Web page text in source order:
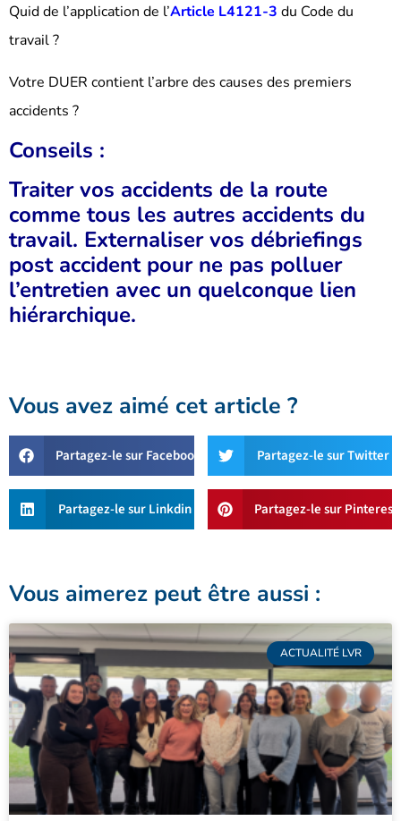
Quid de l’application de l’Article L4121-3 du Code du
travail ?
Votre DUER contient l’arbre des causes des premiers
accidents ?
Conseils :
Traiter vos accidents de la route
comme tous les autres accidents du
travail. Externaliser vos débriefings
post accident pour ne pas polluer
l’entretien avec un quelconque lien
hiérarchique.
Vous avez aimé cet article ?
Partagez-le sur Facebook Partagez-le sur Twitter
Partagez-le sur Linkdin Partagez-le sur Pinterest
Vous aimerez peut être aussi :
ACTUALITÉ LVR